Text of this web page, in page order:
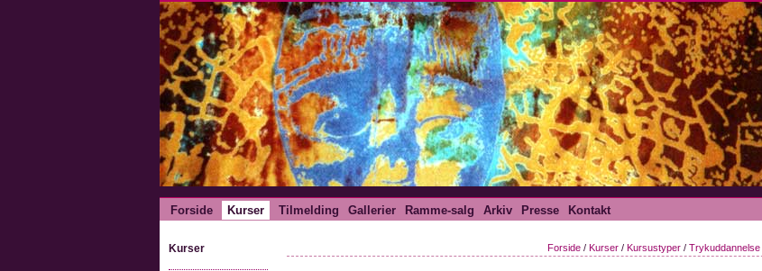
Forside Kurser Tilmelding Gallerier Ramme-salg Arkiv Presse Kontakt
Forside / Kurser / Kursustyper / Trykuddannelse
Kurser